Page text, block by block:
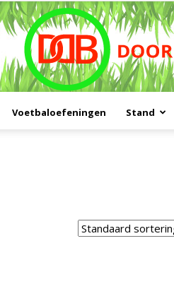
Voetbaloefeningen Stand